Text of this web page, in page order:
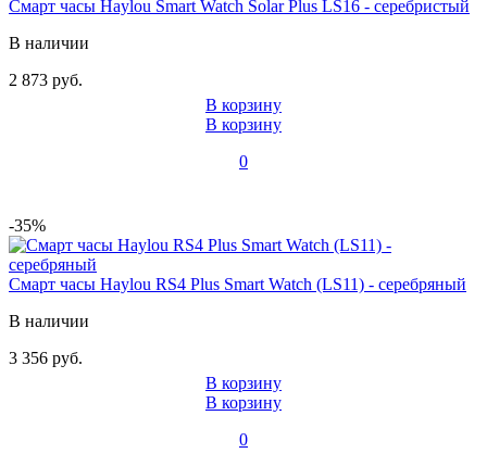
Смарт часы Haylou Smart Watch Solar Plus LS16 - серебристый
В наличии
2 873 руб.
В корзину
В корзину
0
-35%
Смарт часы Haylou RS4 Plus Smart Watch (LS11) - серебряный
В наличии
3 356 руб.
В корзину
В корзину
0